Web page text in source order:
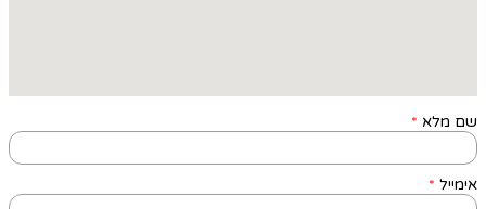
שם מלא *
אימייל *